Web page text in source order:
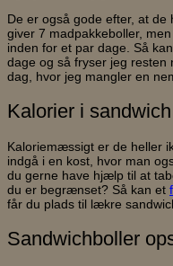
De er også gode efter, at
giver 7 madpakkeboller,
inden for et par dage. Så
dage og så fryser jeg resten
dag, hvor jeg mangler en
Kalorier i sandwich
Kaloriemæssigt er de heller
indgå i en kost, hvor man
du gerne have hjælp til at
du er begrænset? Så kan et
får du plads til lækre
Sandwichboller